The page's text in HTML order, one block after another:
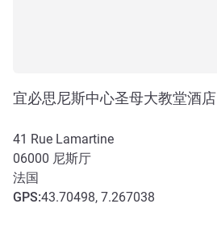
宜必思尼斯中心圣母大教堂酒店
41 Rue Lamartine
06000 尼斯厅
法国
GPS:43.70498, 7.267038